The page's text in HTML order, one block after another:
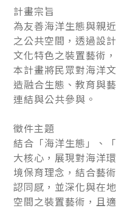
計畫宗旨
為友善海洋生態與親
之公共空間，透過設
文化特色之裝置藝術
本計畫將民眾對海洋
造融合生態、教育與
連結與公共參與。
徵件主題
結合「海洋生態」、
大核心，展現對海洋
境保育理念，結合藝
認同感，並深化與在
空間之裝置藝術，且